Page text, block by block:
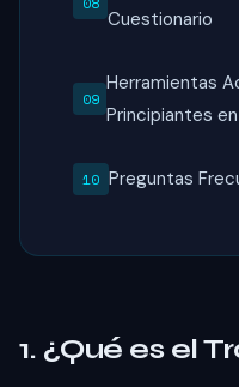
Cuestionario
Herramientas
Principiantes
Preguntas
1. ¿Qué es el